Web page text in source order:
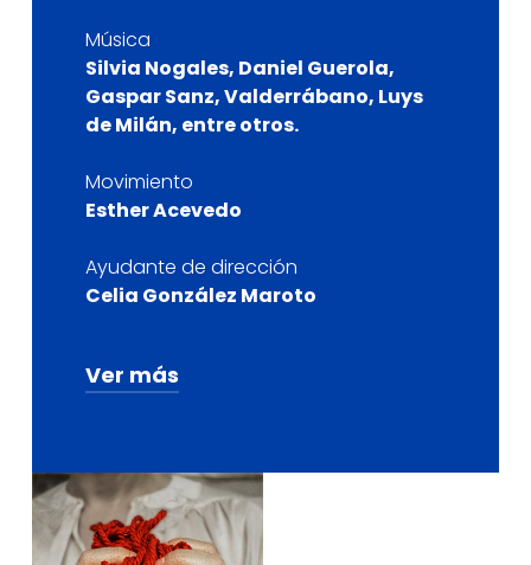
Música
Silvia Nogales, Daniel Guerola,
Gaspar Sanz, Valderrábano, Luys
de Milán, entre otros.
Movimiento
Esther Acevedo
Ayudante de dirección
Celia González Maroto
Ver más
Ayudante de producción
Falparsi Music